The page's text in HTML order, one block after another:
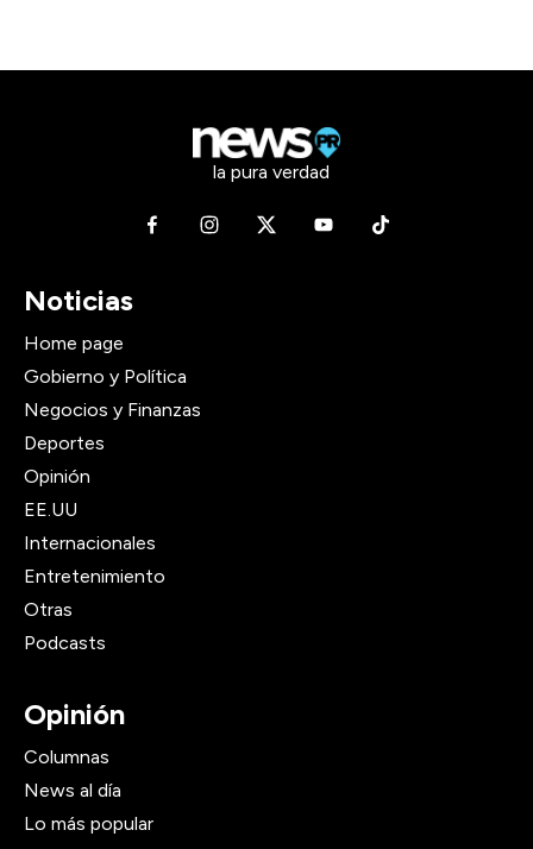
la pura verdad
Noticias
Home page
Gobierno y Política
Negocios y Finanzas
Deportes
Opinión
EE.UU
Internacionales
Entretenimiento
Otras
Podcasts
Opinión
Columnas
News al día
Lo más popular